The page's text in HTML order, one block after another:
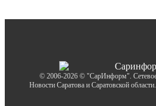
© 2006-2026 © "СарИнформ".
Новости Саратова и Саратовской